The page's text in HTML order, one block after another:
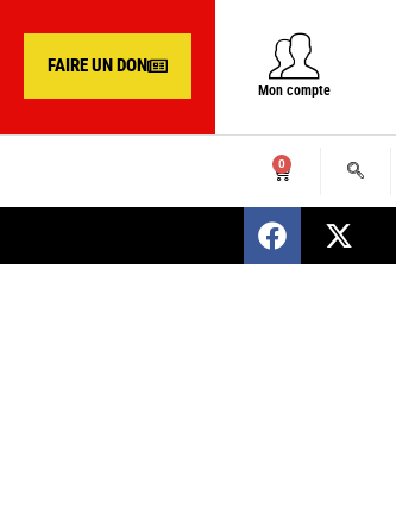
FAIRE UN DON
Mon compte
0
SENEGAL : Nomination d’un nouveau